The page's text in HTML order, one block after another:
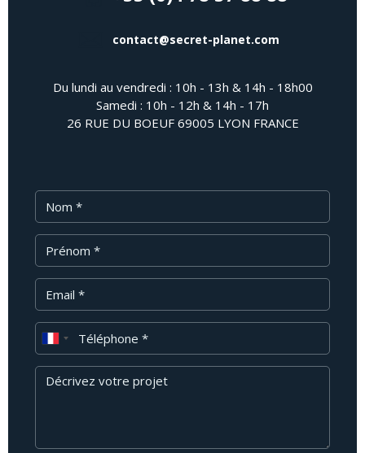
contact@secret-planet.com
Du lundi au vendredi : 10h - 13h & 14h - 18h00
Samedi : 10h - 12h & 14h - 17h
26 RUE DU BOEUF 69005 LYON FRANCE
Nom
Prénom
Email
Téléphone
Message